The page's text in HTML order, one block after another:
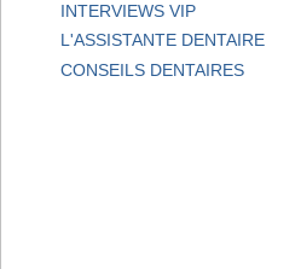
INTERVIEWS VIP
L'ASSISTANTE DENTAIRE
CONSEILS DENTAIRES